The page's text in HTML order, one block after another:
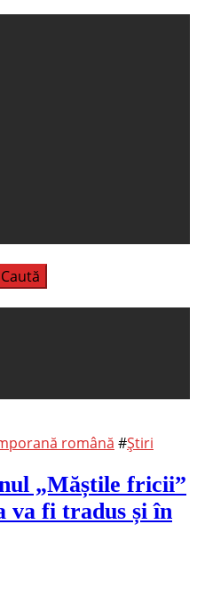
română #Știri
„Măștile fricii”
va fi tradus și în